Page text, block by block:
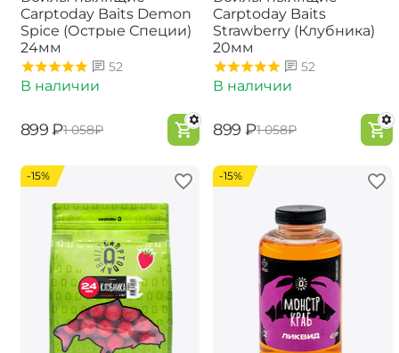
Carptoday Baits Demon
Spice (Острые Специи)
24мм
52
В наличии
‍899‍ ₽‍1 058‍₽
Carptoday Baits
Strawberry (Клубника)
20мм
52
В наличии
‍899‍ ₽‍1 058‍₽
-15% -15%